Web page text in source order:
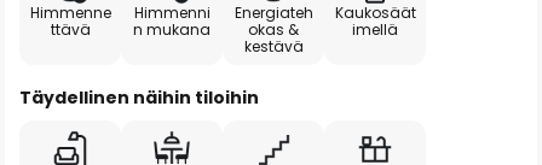
Himmenne
ttävä
Himmenni
n mukana
Energiateh
okas &
kestävä
Kaukosäät
imellä
Täydellinen näihin tiloihin